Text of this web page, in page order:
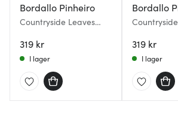
Bordallo Pinheiro
Countryside Leaves
cm Grön
319 kr
I lager
Bordallo
cm Grön
319 kr
I lager